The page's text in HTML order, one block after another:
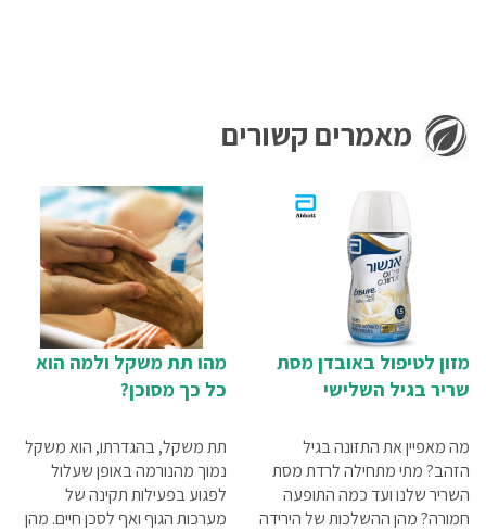
מאמרים קשורים
מזון לטיפול באובדן מסת
שריר בגיל השלישי
מה מאפיין את התזונה בגיל
הזהב? מתי מתחילה לרדת מסת
השריר שלנו ועד כמה התופעה
חמורה? מהן ההשלכות של הירידה
מהו תת משקל ולמה הוא
כל כך מסוכן?
תת משקל, בהגדרתו, הוא משקל
נמוך מהנורמה באופן שעלול
לפגוע בפעילות תקינה של
מערכות הגוף ואף לסכן חיים. מהן